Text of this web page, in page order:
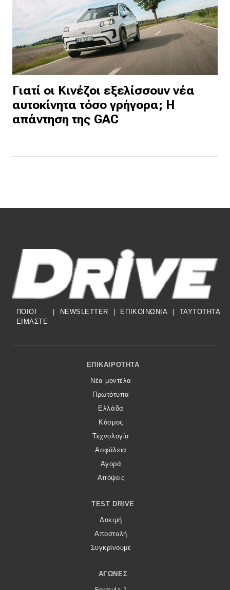
Γιατί οι Κινέζοι εξελίσσουν νέα
αυτοκίνητα τόσο γρήγορα; Η
απάντηση της GAC
ΠΟΙΟΙ
ΕΙΜΑΣΤΕ
| NEWSLETTER | ΕΠΙΚΟΙΝΩΝΙΑ | TAYTOTHTA
Footer Menu
ΕΠΙΚΑΙΡΌΤΗΤΑ
Νέα μοντέλα
Πρωτότυπα
Ελλάδα
Κόσμος
Τεχνολογία
Ασφάλεια
Αγορά
Απόψεις
TEST DRIVE
Δοκιμή
Αποστολή
Συγκρίνουμε
ΑΓΏΝΕΣ